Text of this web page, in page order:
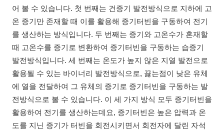
어 볼 수 있습니다. 첫 번째는 건증기 발전방식으로 지하에 고
온 증기만 존재할 때 이를 활용해 증기터빈을 구동하여 전기
를 생산하는 방식입니다. 두 번째는 증기와 고온수가 혼재할
때 고온수를 증기로 변환하여 증기터빈을 구동하는 습증기
발전방식입니다. 세 번째는 온도가 높지 않은 지열 발전으로
활용될 수 있는 바이너리 발전방식으로, 끓는점이 낮은 유체
에 열을 전달하여 그 유체의 증기로 증기터빈을 구동하는 발
전방식으로 볼 수 있습니다. 이 세 가지 방식 모두 증기터빈을
활용하여 전기를 생산하는데요, 증기터빈은 높은 압력과 온
도를 지닌 증기가 터빈을 회전시키면서 회전자에 달린 자석